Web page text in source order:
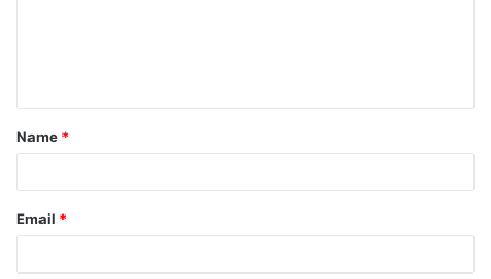
Name *
Email *